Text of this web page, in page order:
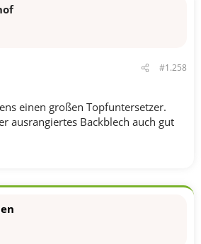
#1.258
einen großen Topfuntersetzer.
ausrangiertes Backblech auch gut